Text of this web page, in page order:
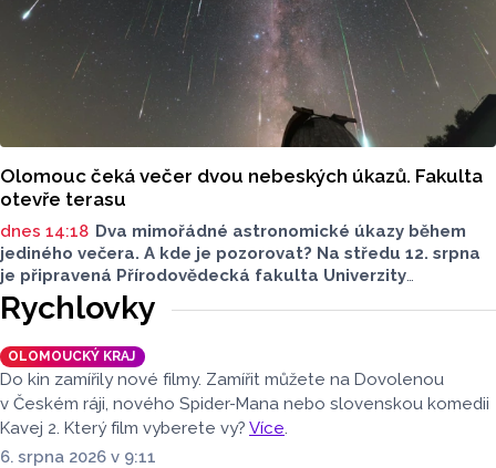
Olomouc čeká večer dvou nebeských úkazů. Fakulta
otevře terasu
dnes 14:18 Dva mimořádné astronomické úkazy během
jediného večera. A kde je pozorovat? Na středu 12. srpna
je připravená Přírodovědecká fakulta Univerzity
Palackého i město Přerov. V Olomouci se otevře terasa,
v Přerově Hvězdárna. Na obou místech bude možné
pohlédnout na slunce speciální technikou.
Rychlovky
OLOMOUCKÝ KRAJ
Do kin zamířily nové filmy. Zamířit můžete na Dovolenou
v Českém ráji, nového Spider-Mana nebo slovenskou komedii
Kavej 2. Který film vyberete vy? Více.
6. srpna 2026 v 9:11